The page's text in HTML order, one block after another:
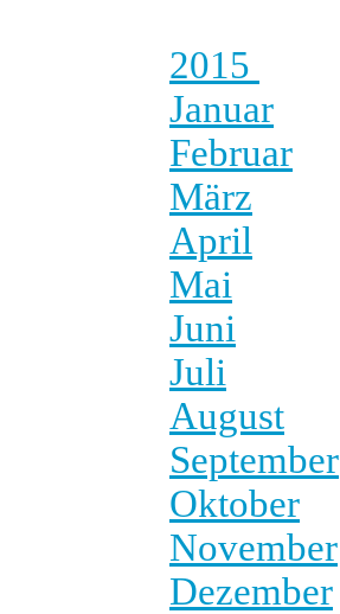
2015
Januar
Februar
März
April
Mai
Juni
Juli
August
September
Oktober
November
Dezember